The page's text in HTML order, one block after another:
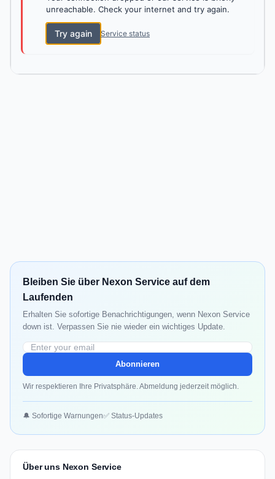
unreachable. Check your internet and try again.
Try again Service status
Bleiben Sie über Nexon Service auf dem
Laufenden
Erhalten Sie sofortige Benachrichtigungen, wenn Nexon Service
down ist. Verpassen Sie nie wieder ein wichtiges Update.
Abonnieren
Wir respektieren Ihre Privatsphäre. Abmeldung jederzeit möglich.
🔔 Sofortige Warnungen✅ Status-Updates
Über uns Nexon Service